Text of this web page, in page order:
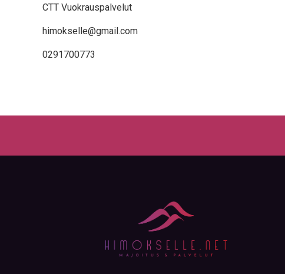
CTT Vuokrauspalvelut
himokselle@gmail.com
0291700773